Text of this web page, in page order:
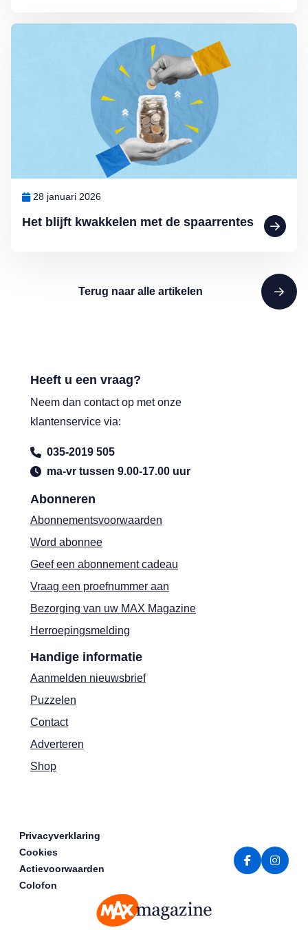
Het blijft kwakkelen met de spaarrentes
28 januari 2026
Lees meer over Het blijft kwakkelen met de spaarrentes
Terug naar alle artikelen
Abonneren
Abonnementsvoorwaarden
Word abonnee
Geef een abonnement cadeau
Vraag een proefnummer aan
Bezorging van uw MAX Magazine
Herroepingsmelding
Handige informatie
Aanmelden nieuwsbrief
Puzzelen
Contact
Adverteren
Shop
Heeft u een vraag?
Neem dan contact op met onze
klantenservice via:
035-2019 505
ma-vr tussen 9.00-17.00 uur
Privacyverklaring
Cookies
Actievoorwaarden
Colofon